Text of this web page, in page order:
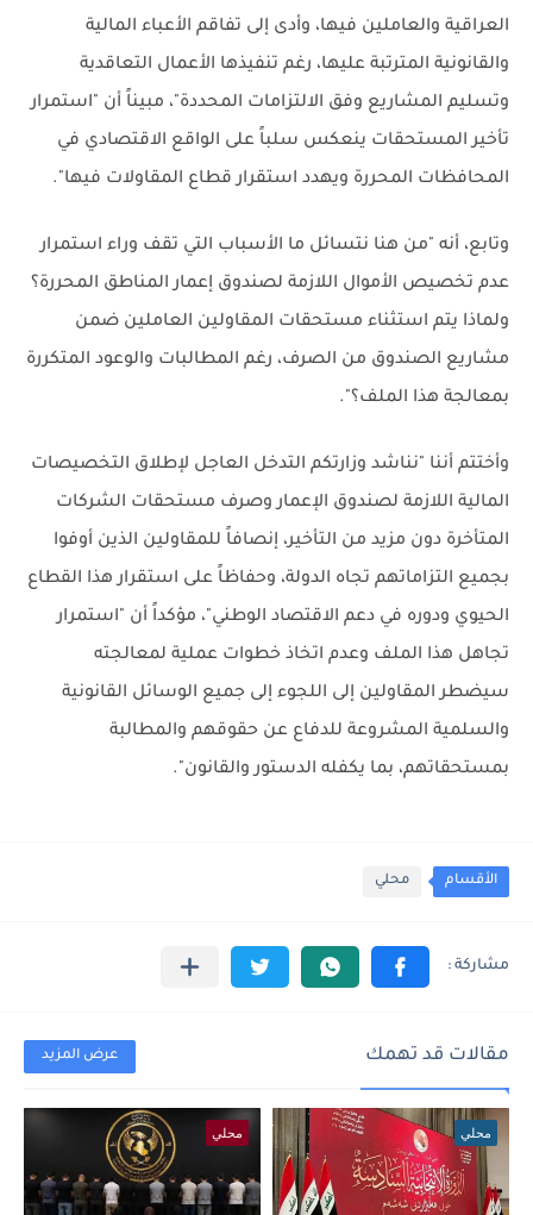
العراقية والعاملين فيها، وأدى إلى تفاقم الأعباء المالية
والقانونية المترتبة عليها، رغم تنفيذها الأعمال التعاقدية
وتسليم المشاريع وفق الالتزامات المحددة"، مبيناً أن "استمرار
تأخير المستحقات ينعكس سلباً على الواقع الاقتصادي في
المحافظات المحررة ويهدد استقرار قطاع المقاولات فيها".
وتابع، أنه "من هنا نتسائل ما الأسباب التي تقف وراء استمرار
عدم تخصيص الأموال اللازمة لصندوق إعمار المناطق المحررة؟
ولماذا يتم استثناء مستحقات المقاولين العاملين ضمن
مشاريع الصندوق من الصرف، رغم المطالبات والوعود المتكررة
بمعالجة هذا الملف؟".
وأختتم أننا "نناشد وزارتكم التدخل العاجل لإطلاق التخصيصات
المالية اللازمة لصندوق الإعمار وصرف مستحقات الشركات
المتأخرة دون مزيد من التأخير، إنصافاً للمقاولين الذين أوفوا
بجميع التزاماتهم تجاه الدولة، وحفاظاً على استقرار هذا القطاع
الحيوي ودوره في دعم الاقتصاد الوطني"، مؤكداً أن "استمرار
تجاهل هذا الملف وعدم اتخاذ خطوات عملية لمعالجته
سيضطر المقاولين إلى اللجوء إلى جميع الوسائل القانونية
والسلمية المشروعة للدفاع عن حقوقهم والمطالبة
بمستحقاتهم، بما يكفله الدستور والقانون".
الأقسام محلي
مقالات قد تهمك عرض المزيد
محلي محلي